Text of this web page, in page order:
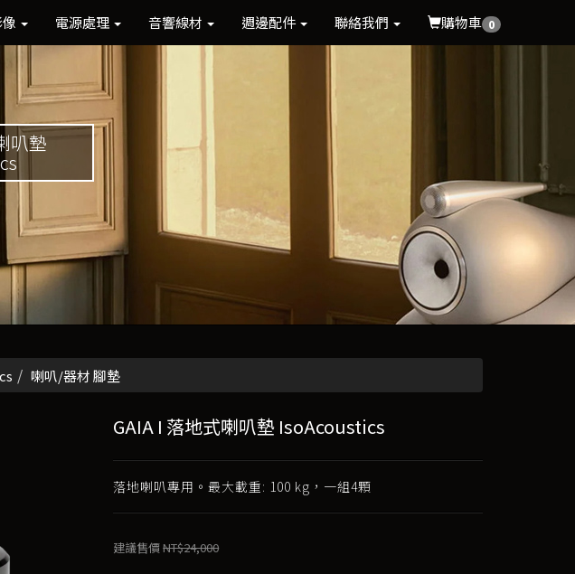
電源處理 音響線材 週邊配件 聯絡我們 購物車 0
叭墊
喇叭/器材 腳墊
GAIA I 落地式喇叭墊 IsoAcoustics
落地喇叭專用。最大載重: 100 kg，一組4顆
建議售價NT$24,000